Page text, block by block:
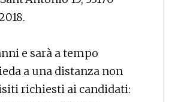
e sarà a tempo
a una distanza non
richiesti ai candidati: